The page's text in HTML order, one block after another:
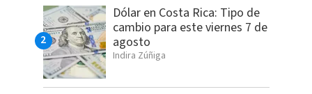
Dólar en Costa Rica: Tipo de
cambio para este viernes 7 de
agosto
Indira Zúñiga